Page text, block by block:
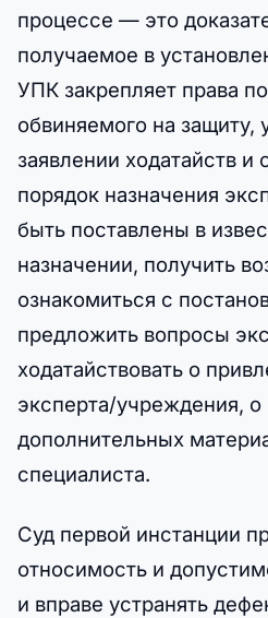
процессе — это
получаемое в
УПК закрепляет права
обвиняемого на защиту,
заявлении ходатайств и
порядок назначения
быть поставлены в
назначении, получить
ознакомиться с
предложить вопросы
ходатайствовать о
эксперта/учреждения, о
дополнительных
специалиста.
Суд первой инстанции
относимость и
и вправе устранять